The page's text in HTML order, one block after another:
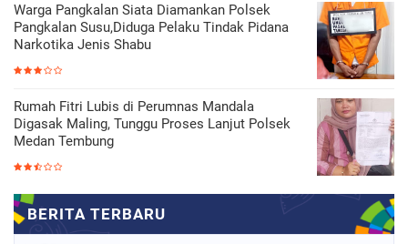
Warga Pangkalan Siata Diamankan Polsek
Pangkalan Susu,Diduga Pelaku Tindak Pidana
Narkotika Jenis Shabu
Rumah Fitri Lubis di Perumnas Mandala
Digasak Maling, Tunggu Proses Lanjut Polsek
Medan Tembung